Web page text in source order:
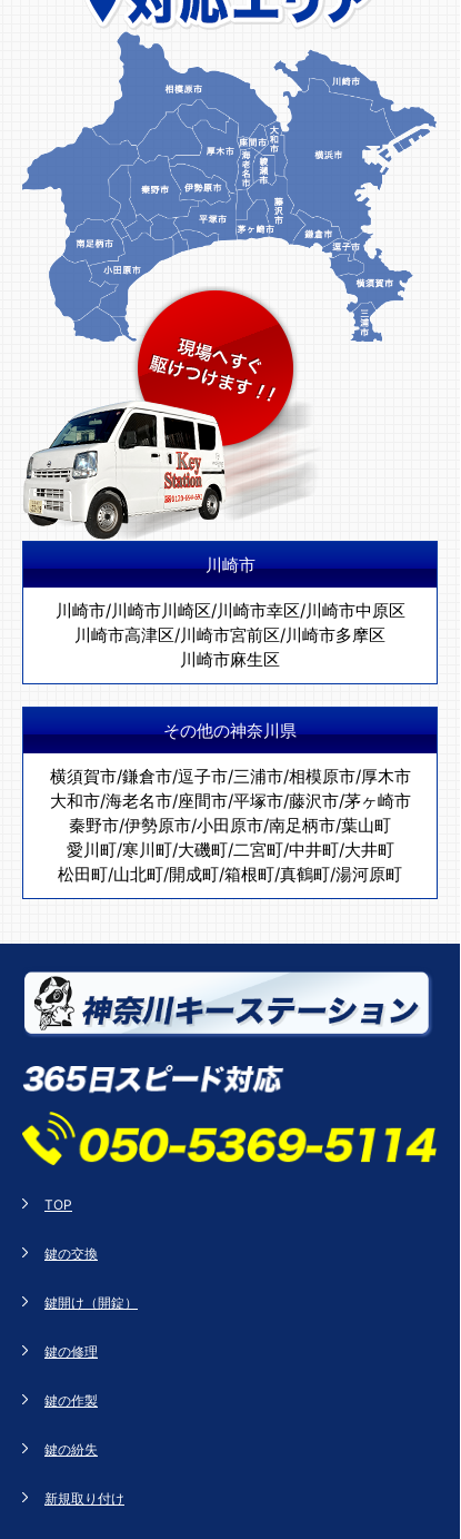
川崎市
川崎市/川崎市川崎区/川崎市幸区/川崎市中原区
川崎市高津区/川崎市宮前区/川崎市多摩区
川崎市麻生区
その他の神奈川県
横須賀市/鎌倉市/逗子市/三浦市/相模原市/厚木市
大和市/海老名市/座間市/平塚市/藤沢市/茅ヶ崎市
秦野市/伊勢原市/小田原市/南足柄市/葉山町
愛川町/寒川町/大磯町/二宮町/中井町/大井町
松田町/山北町/開成町/箱根町/真鶴町/湯河原町
TOP
鍵の交換
鍵開け（開錠）
鍵の修理
鍵の作製
鍵の紛失
新規取り付け